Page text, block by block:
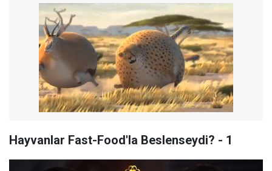
Hayvanlar Fast-Food'la Beslenseydi? - 1